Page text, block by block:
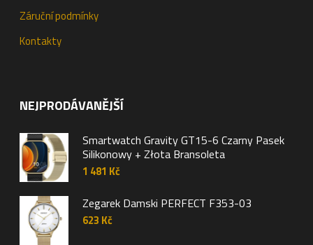
Záruční podmínky
Kontakty
NEJPRODÁVANĚJŠÍ
Smartwatch Gravity GT15-6 Czarny Pasek
Silikonowy + Złota Bransoleta
1 481 Kč
Zegarek Damski PERFECT F353-03
623 Kč